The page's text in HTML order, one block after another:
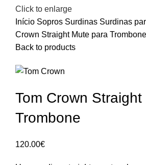
Click to enlarge
Início Sopros Surdinas Surdinas
Crown Straight Mute para Trombone
Back to products
Tom Crown
Trombone
120.00€